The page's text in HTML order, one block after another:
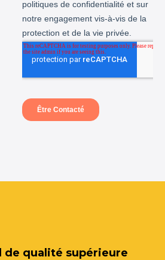
de qualité supérieure